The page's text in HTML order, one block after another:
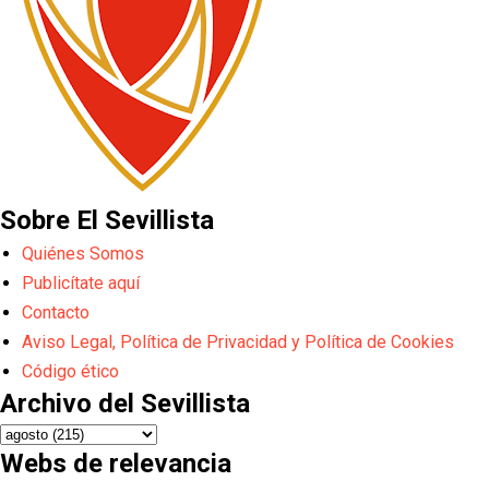
Sobre El Sevillista
Quiénes Somos
Publicítate aquí
Contacto
Aviso Legal, Política de Privacidad y Política de Cookies
Código ético
Archivo del Sevillista
Webs de relevancia